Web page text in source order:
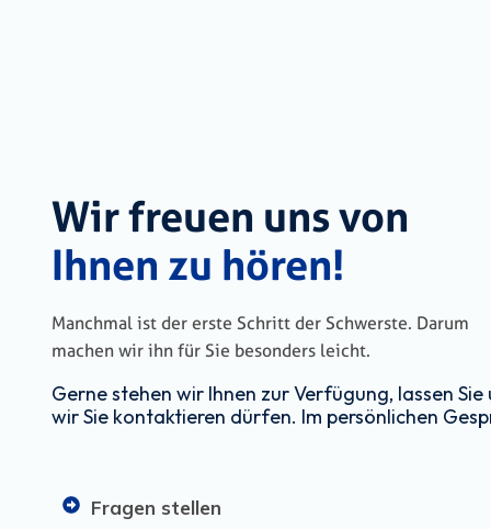
Wir freuen uns von
Ihnen zu hören!
Manchmal ist der erste Schritt der Schwerste. Darum
machen wir ihn für Sie besonders leicht.
Gerne stehen wir Ihnen zur Verfügung, lassen
wir Sie kontaktieren dürfen. Im persönlichen
Fragen stellen